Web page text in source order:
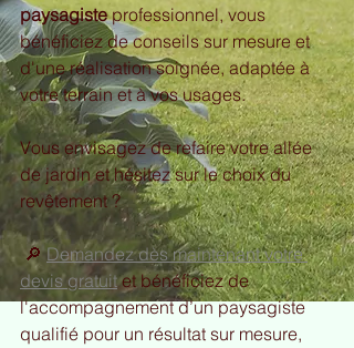
paysagiste professionnel, vous
bénéficiez de conseils sur mesure et
d'une réalisation soignée, adaptée à
votre terrain et à vos usages.
Vous envisagez de refaire votre allée
de jardin et hésitez sur le choix du
revêtement ?
🔎 Demandez dès maintenant votre
devis gratuit et bénéficiez de
l'accompagnement d’un paysagiste
qualifié pour un résultat sur mesure,